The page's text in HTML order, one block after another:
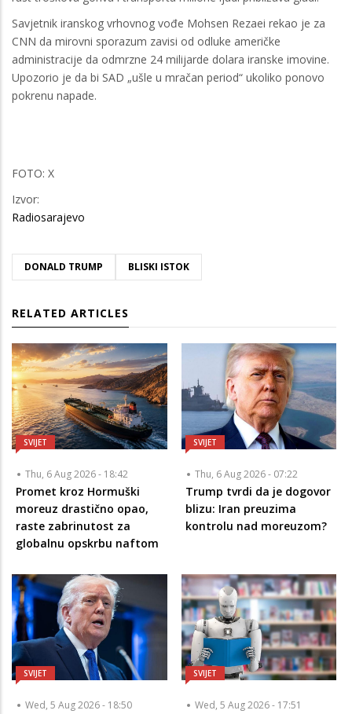
Savjetnik iranskog vrhovnog vođe Mohsen Rezaei rekao je za
CNN da mirovni sporazum zavisi od odluke američke
administracije da odmrzne 24 milijarde dolara iranske imovine.
Upozorio je da bi SAD „ušle u mračan period“ ukoliko ponovo
pokrenu napade.
FOTO: X
Izvor:
Radiosarajevo
DONALD TRUMP BLISKI ISTOK
RELATED ARTICLES
SVIJET
Thu, 6 Aug 2026 - 18:42
Promet kroz Hormuški
moreuz drastično opao,
raste zabrinutost za
globalnu opskrbu naftom
SVIJET
Thu, 6 Aug 2026 - 07:22
Trump tvrdi da je dogovor
blizu: Iran preuzima
kontrolu nad moreuzom?
SVIJET
Wed, 5 Aug 2026 - 18:50
SVIJET
Wed, 5 Aug 2026 - 17:51